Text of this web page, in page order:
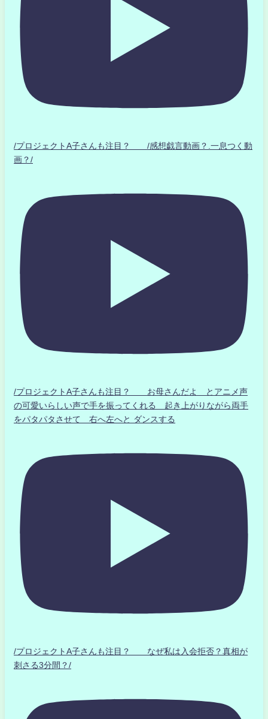
/プロジェクトA子さんも注目？ /感想戯言動画？.一息つく動
画？/
/プロジェクトA子さんも注目？ お母さんだよ とアニメ声
の可愛いらしい声で手を振ってくれる 起き上がりながら両手
をパタパタさせて 右へ左へと ダンスする
/プロジェクトA子さんも注目？ なぜ私は入会拒否？真相が
刺さる3分間？/